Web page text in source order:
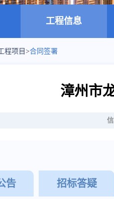
工程信息
程项目 >合同签署
漳州市
告 招标答疑